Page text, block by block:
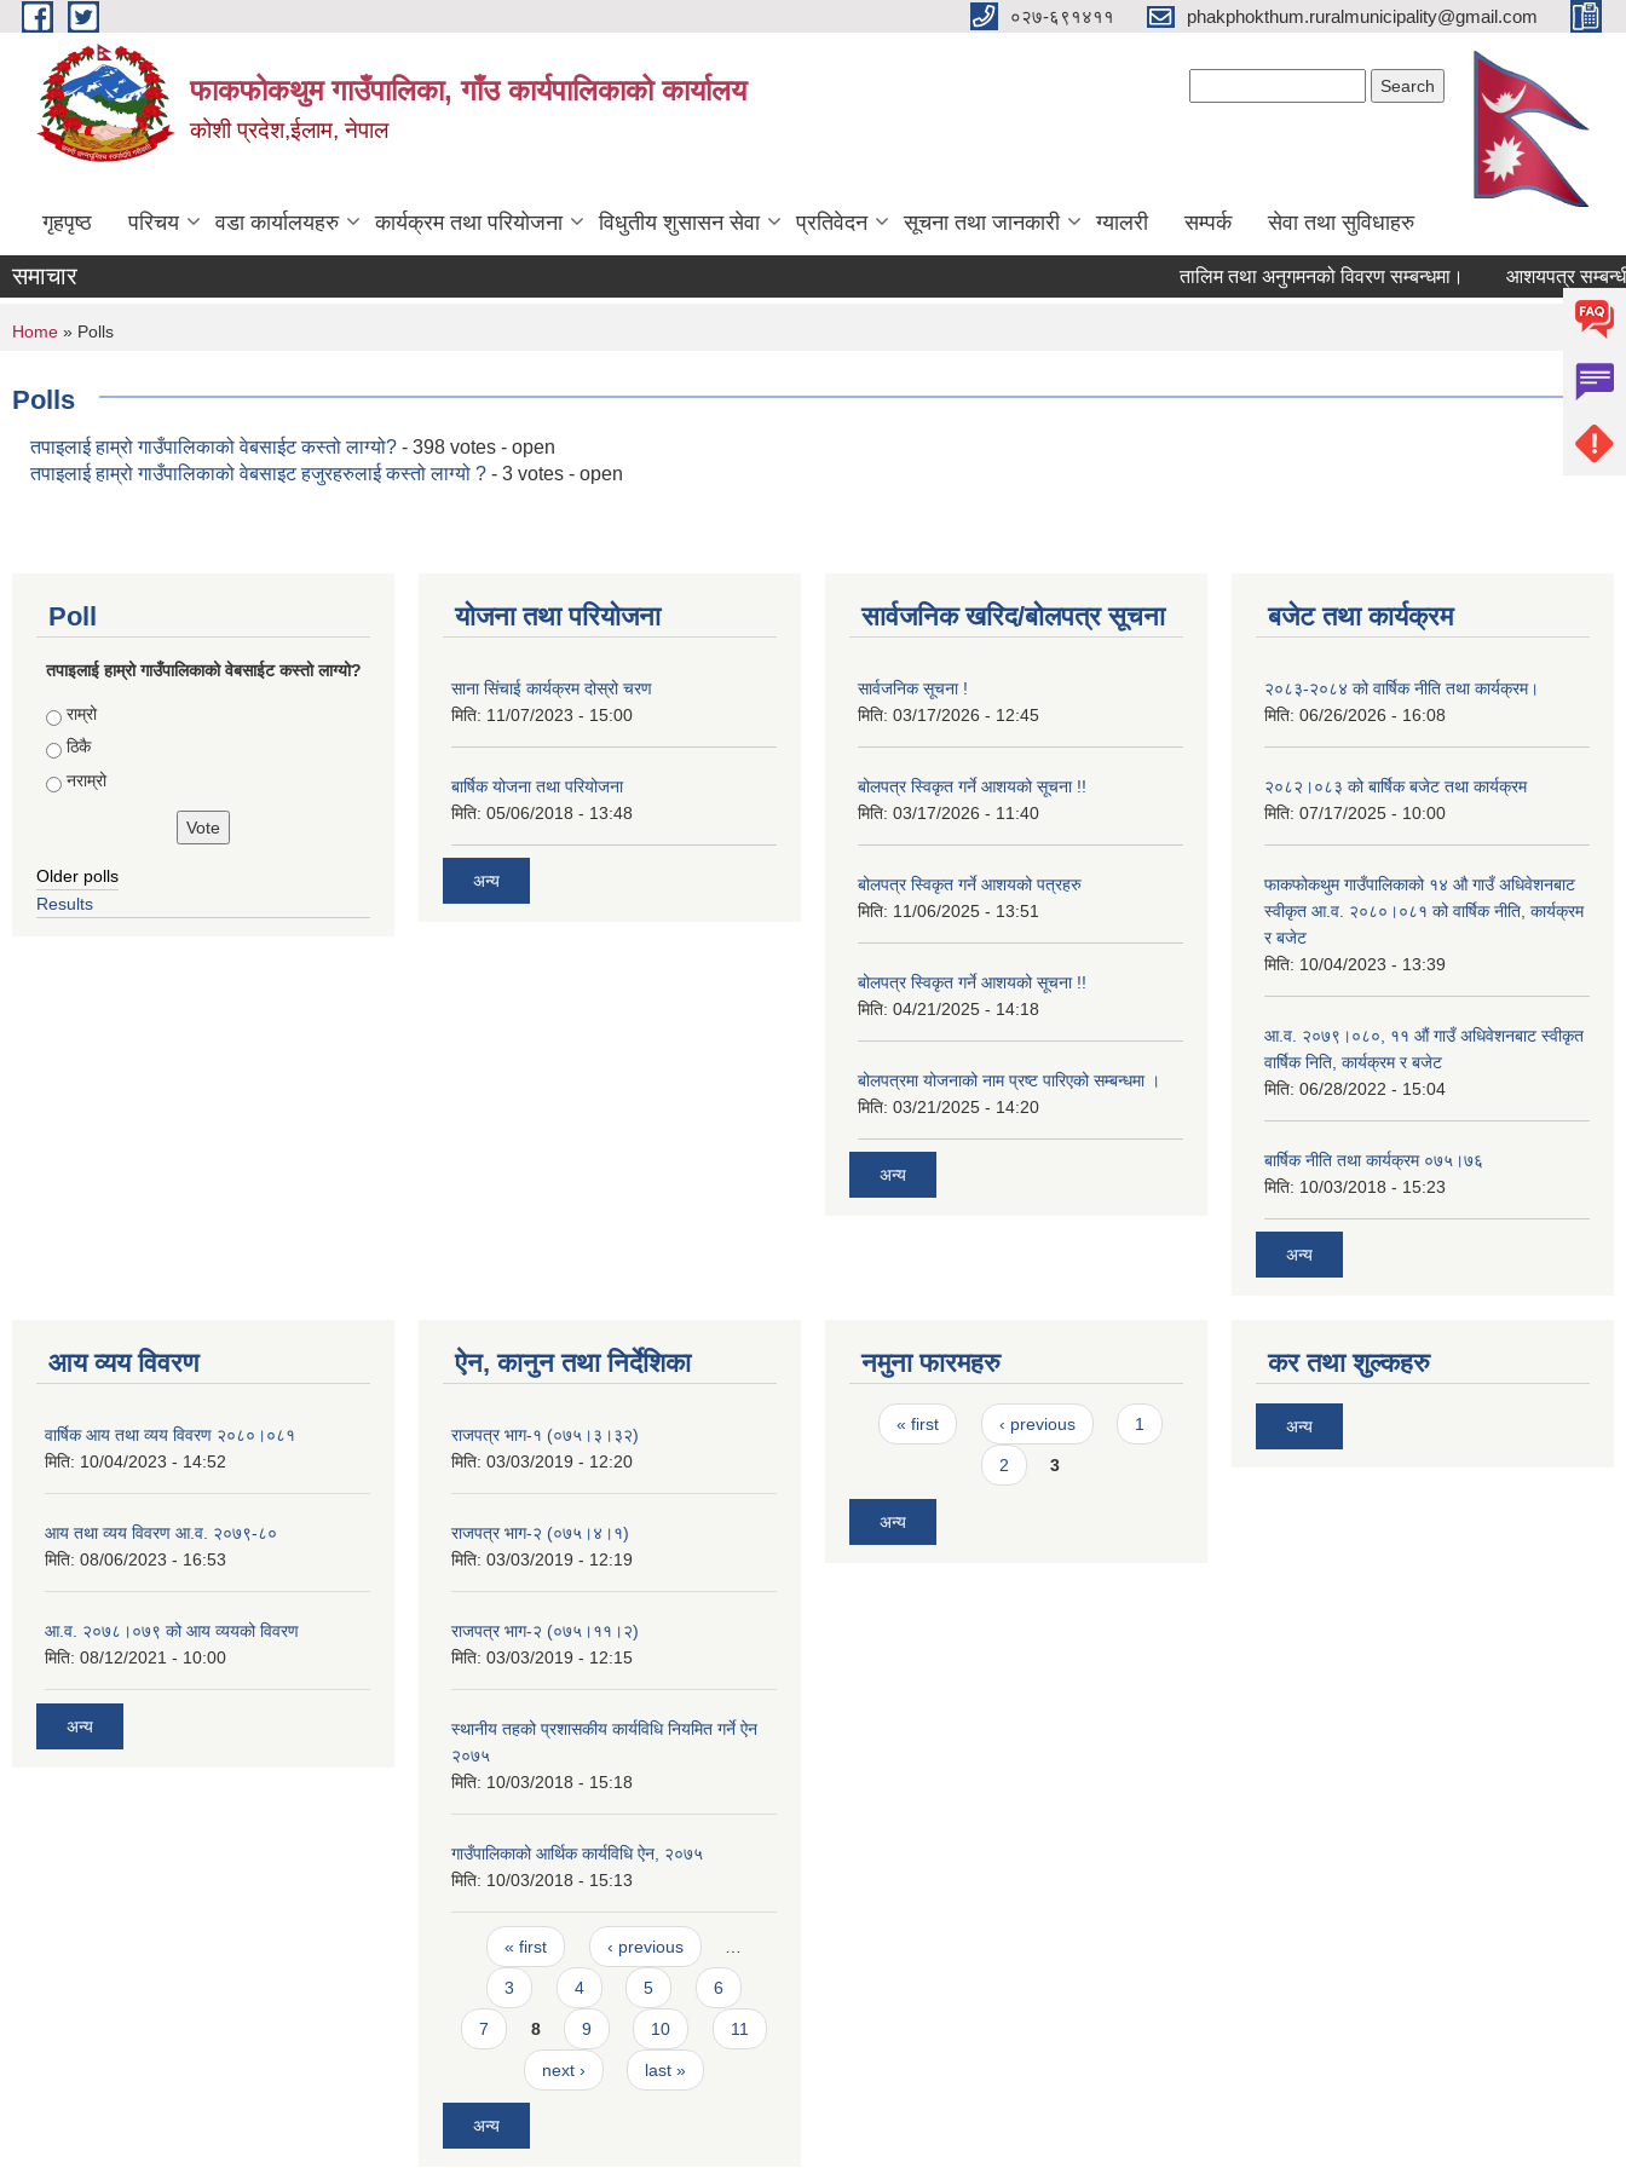
Skip to main content ०२७-६९१४११ phakphokthum.ruralmunicipality@gmail.com
फाकफोकथुम गाउँपालिका, गाँउ कार्यपालिकाको कार्यालय
कोशी प्रदेश,ईलाम, नेपाल
गृहपृष्ठ परिचय वडा कार्यालयहरु कार्यक्रम तथा परियोजना विधुतीय शुसासन सेवा प्रतिवेदन सूचना तथा जानकारी ग्यालरी सम्पर्क सेवा तथा सुविधाहरु
समाचार तालिम तथा अनुगमनको विवरण सम्बन्धमा। आशयपत्र सम्बन्धी
You are here
Home » Polls
Polls
तपाइलाई हाम्रो गाउँपालिकाको वेबसाईट कस्तो लाग्यो? - 398 votes - open
तपाइलाई हाम्रो गाउँपालिकाको वेबसाइट हजुरहरुलाई कस्तो लाग्यो ? - 3 votes - open
Poll
तपाइलाई हाम्रो गाउँपालिकाको वेबसाईट कस्तो लाग्यो?
Choices
राम्रो
ठिकै
नराम्रो
Older polls
Results
योजना तथा परियोजना
साना सिंचाई कार्यक्रम दोस्रो चरण
मिति: 11/07/2023 - 15:00
बार्षिक योजना तथा परियोजना
मिति: 05/06/2018 - 13:48
अन्य
सार्वजनिक खरिद/बोलपत्र सूचना
सार्वजनिक सूचना !
मिति: 03/17/2026 - 12:45
बोलपत्र स्विकृत गर्ने आशयको सूचना !!
मिति: 03/17/2026 - 11:40
बोलपत्र स्विकृत गर्ने आशयको पत्रहरु
मिति: 11/06/2025 - 13:51
बोलपत्र स्विकृत गर्ने आशयको सूचना !!
मिति: 04/21/2025 - 14:18
बोलपत्रमा योजनाको नाम प्रष्ट पारिएको सम्बन्धमा ।
मिति: 03/21/2025 - 14:20
अन्य
बजेट तथा कार्यक्रम
२०८३-२०८४ को वार्षिक नीति तथा कार्यक्रम।
मिति: 06/26/2026 - 16:08
२०८२।०८३ को बार्षिक बजेट तथा कार्यक्रम
मिति: 07/17/2025 - 10:00
फाकफोकथुम गाउँपालिकाको १४ औ गाउँ अधिवेशनबाट
स्वीकृत आ.व. २०८०।०८१ को वार्षिक नीति, कार्यक्रम
र बजेट
मिति: 10/04/2023 - 13:39
आ.व. २०७९।०८०, ११ औं गाउँ अधिवेशनबाट स्वीकृत
वार्षिक निति, कार्यक्रम र बजेट
मिति: 06/28/2022 - 15:04
बार्षिक नीति तथा कार्यक्रम ०७५।७६
मिति: 10/03/2018 - 15:23
अन्य
आय व्यय विवरण
वार्षिक आय तथा व्यय विवरण २०८०।०८१
मिति: 10/04/2023 - 14:52
आय तथा व्यय विवरण आ.व. २०७९-८०
मिति: 08/06/2023 - 16:53
आ.व. २०७८।०७९ को आय व्ययको विवरण
मिति: 08/12/2021 - 10:00
अन्य
ऐन, कानुन तथा निर्देशिका
राजपत्र भाग-१ (०७५।३।३२)
मिति: 03/03/2019 - 12:20
राजपत्र भाग-२ (०७५।४।१)
मिति: 03/03/2019 - 12:19
राजपत्र भाग-२ (०७५।११।२)
मिति: 03/03/2019 - 12:15
स्थानीय तहको प्रशासकीय कार्यविधि नियमित गर्ने ऐन
२०७५
मिति: 10/03/2018 - 15:18
गाउँपालिकाको आर्थिक कार्यविधि ऐन, २०७५
मिति: 10/03/2018 - 15:13
Pages
« first ‹ previous
3 4 5 6
7 8 9 10 11
next › last »
अन्य
नमुना फारमहरु
Pages
« first ‹ previous 1
2 3
अन्य
कर तथा शुल्कहरु
अन्य